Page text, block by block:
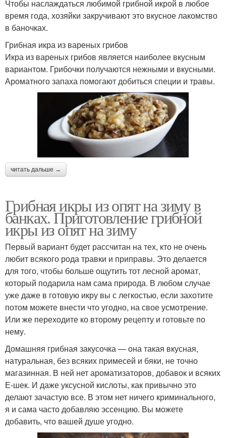
Чтобы наслаждаться любимой грибной икрой в любое
время года, хозяйки закручивают это вкусное лакомство
в баночках.
Грибная икра из вареных грибов
Икра из вареных грибов является наиболее вкусным
вариантом. Грибочки получаются нежными и вкусными.
Ароматного запаха помогают добиться специи и травы.
читать дальше →
Грибная икры из опят на зиму в
банках. Приготовление грибной
икры из опят на зиму
Первый вариант будет рассчитан на тех, кто не очень
любит всякого рода травки и приправы. Это делается
для того, чтобы больше ощутить тот лесной аромат,
который подарила нам сама природа. В любом случае
уже даже в готовую икру вы с легкостью, если захотите
потом можете внести что угодно, на свое усмотрение.
Или же переходите ко второму рецепту и готовьте по
нему.
Домашняя грибная закусочка — она такая вкусная,
натуральная, без всяких примесей и бяки, не точно
магазинная. В ней нет ароматизаторов, добавок и всяких
Е-шек. И даже уксусной кислоты, как привычно это
делают зачастую все. В этом нет ничего криминального,
я и сама часто добавляю эссенцию. Вы можете
добавить, что вашей душе угодно.